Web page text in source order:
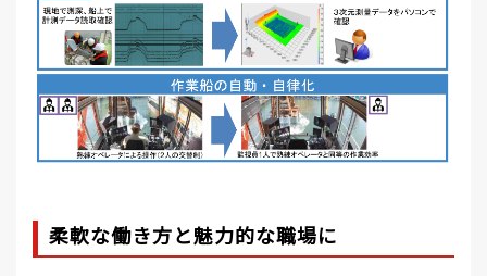
柔軟な働き方と魅力的な職場に